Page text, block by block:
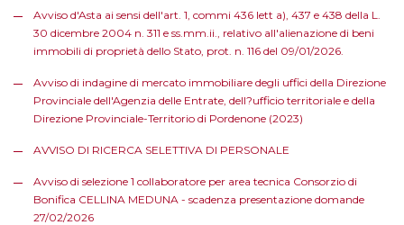
Avviso d'Asta ai sensi dell'art. 1, commi 436 lett a), 437 e 438 della L.
30 dicembre 2004 n. 311 e ss.mm.ii., relativo all'alienazione di beni
immobili di proprietà dello Stato, prot. n. 116 del 09/01/2026.
Avviso di indagine di mercato immobiliare degli uffici della Direzione
Provinciale dell'Agenzia delle Entrate, dell?ufficio territoriale e della
Direzione Provinciale-Territorio di Pordenone (2023)
AVVISO DI RICERCA SELETTIVA DI PERSONALE
Avviso di selezione 1 collaboratore per area tecnica Consorzio di
Bonifica CELLINA MEDUNA - scadenza presentazione domande
27/02/2026